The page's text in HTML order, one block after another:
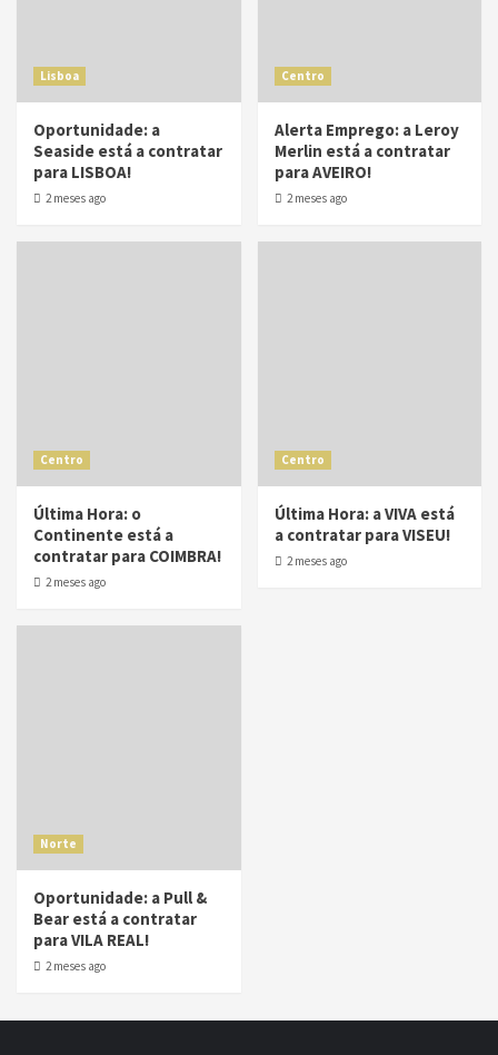
Lisboa
Oportunidade: a
Seaside está a contratar
para LISBOA!
2 meses ago
Centro
Alerta Emprego: a Leroy
Merlin está a contratar
para AVEIRO!
2 meses ago
Centro
Última Hora: o
Continente está a
contratar para COIMBRA!
2 meses ago
Centro
Última Hora: a VIVA está
a contratar para VISEU!
2 meses ago
Norte
Oportunidade: a Pull &
Bear está a contratar
para VILA REAL!
2 meses ago